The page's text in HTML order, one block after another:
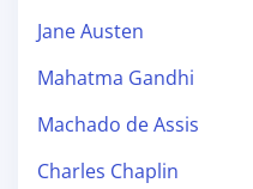
Jane Austen
Mahatma Gandhi
Machado de Assis
Charles Chaplin